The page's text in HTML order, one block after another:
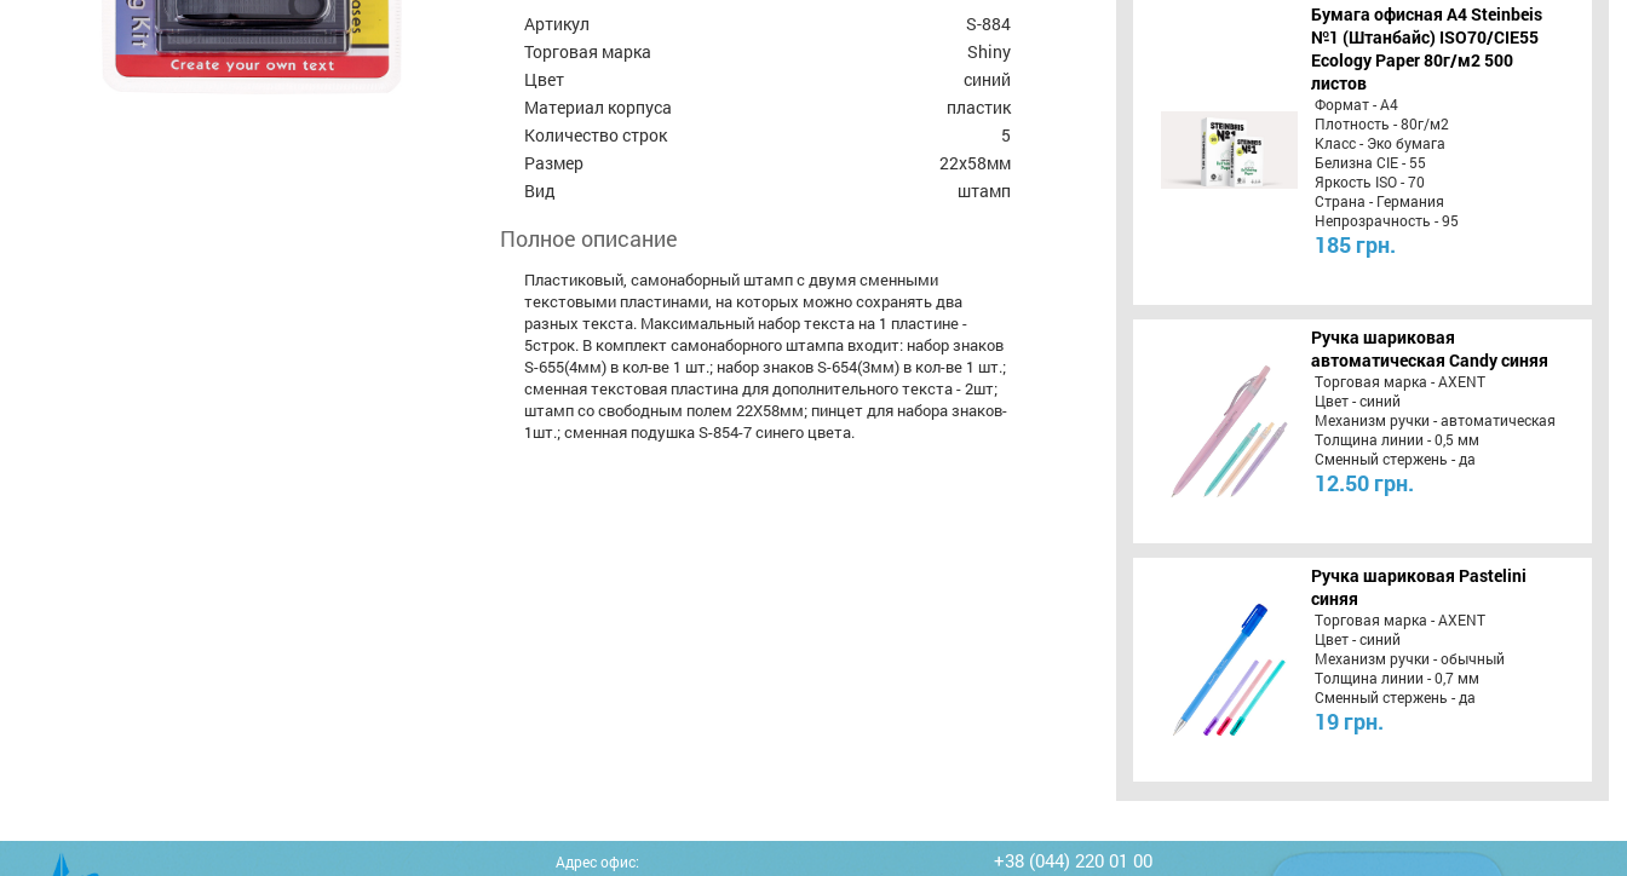
Артикул
S-884
Торговая марка
Shiny
Цвет
синий
Материал корпуса
пластик
Количество строк
5
Размер
22х58мм
Вид
штамп
Полное описание
Пластиковый, самонаборный штамп с двумя сменными
текстовыми пластинами, на которых можно сохранять два
разных текста. Максимальный набор текста на 1 пластине -
5строк. В комплект самонаборного штампа входит: набор знаков
S-655(4мм) в кол-ве 1 шт.; набор знаков S-654(3мм) в кол-ве 1 шт.;
сменная текстовая пластина для дополнительного текста - 2шт;
штамп со свободным полем 22Х58мм; пинцет для набора знаков-
1шт.; сменная подушка S-854-7 синего цвета.
Бумага офисная A4 Steinbeis
№1 (Штанбайс) ISO70/СІЕ55
Ecology Paper 80г/м2 500
листов
Формат - А4
Плотность - 80г/м2
Класс - Эко бумага
Белизна CIE - 55
Яркость ISO - 70
Страна - Германия
Непрозрачность - 95
185 грн.
Ручка шариковая
автоматическая Candy синяя
Торговая марка - AXENT
Цвет - синий
Механизм ручки - автоматическая
Толщина линии - 0,5 мм
Сменный стержень - да
12.50 грн.
Ручка шариковая Pastelini
синяя
Торговая марка - AXENT
Цвет - синий
Механизм ручки - обычный
Толщина линии - 0,7 мм
Сменный стержень - да
19 грн.
Адрес офис:
+38 (044) 220 01 00